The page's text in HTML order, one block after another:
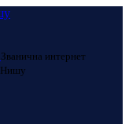
Званична интернет
Нишу